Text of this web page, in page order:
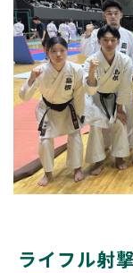
ライフル射